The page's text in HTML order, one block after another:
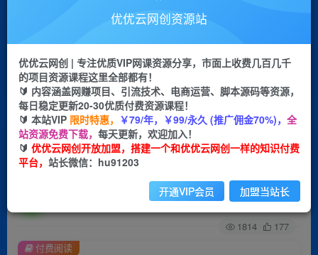
会员专属推广链接
挂机 项目
脚本卡密
APP下载
GO
首页 创业课程 会员专属 正文
（6752期）情感号变现细分赛道—挽回，情感赛
道转化率天花板（附渠道）
关注 私信
1814 177
付费阅读
优优云网创资源站
优优云网创 | 专注优质VIP网课资源分享，市面上收费几百几千
的项目资源课程这里全部都有！
🔰 内容涵盖网赚项目、引流技术、电商运营、脚本源码等资源，
每日稳定更新20-30优质付费资源课程！
🔰 本站VIP 限时特惠， ￥79/年，￥99/永久 (推广佣金70%)， 全
站资源免费下载， 每天更新，欢迎加入！
🔰 优优云网创开放加盟，搭建一个和优优云网创一样的知识付费
平台， 站长微信：hu91203
开通VIP会员 加盟当站长